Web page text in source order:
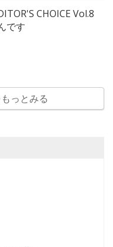
CHOICE Vol.8
です
っとみる